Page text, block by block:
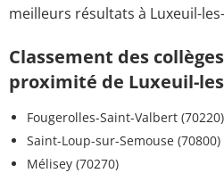
meilleurs résultats à Luxeuil-
Classement des
proximité de Luxeuil-
Fougerolles-Saint-Valbert (70220)
Saint-Loup-sur-Semouse (70800)
Mélisey (70270)